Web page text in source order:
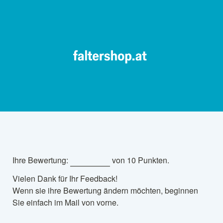
Ihre Bewertung:
von 10 Punkten.
Vielen Dank für Ihr Feedback!
Wenn sie ihre Bewertung ändern möchten, beginnen
Sie einfach im Mail von vorne.